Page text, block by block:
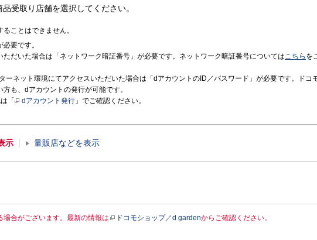
受取り店舗を選択してください。
ことはできません。
要です。
ただいた場合は「ネットワーク暗証番号」が必要です。ネットワーク暗証番号についてはこちら を
ーネット環境にてアクセスいただいた場合は「dアカウントのID／パスワード」が必要です。ドコ
も、dアカウントの発行が可能です。
「
dアカウント発行 」でご確認ください。
示 量販店などを表示
場合がございます。最新の情報は ドコモショップ／d gardenからご確認ください。